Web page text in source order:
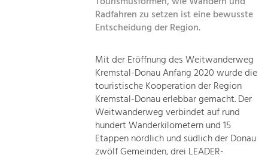
Handwerk, Wissenschaft und Forschung.
Soziales, Bildung &
Gleichberechtigung, Jugend und
Mobilität & Energie
Klimawandel, öffentlicher Verkehr und
erneuerbare Energie
Radfahren zu setzen ist eine bewusste
Entscheidung der Region.
Mit der Eröffnung des Weitwanderweg
Kremstal-Donau Anfang 2020 wurde die
touristische Kooperation der Region
Kremstal-Donau erlebbar gemacht. Der
Weitwanderweg verbindet auf rund
hundert Wanderkilometern und 15
Etappen nördlich und südlich der Donau
zwölf Gemeinden, drei LEADER-